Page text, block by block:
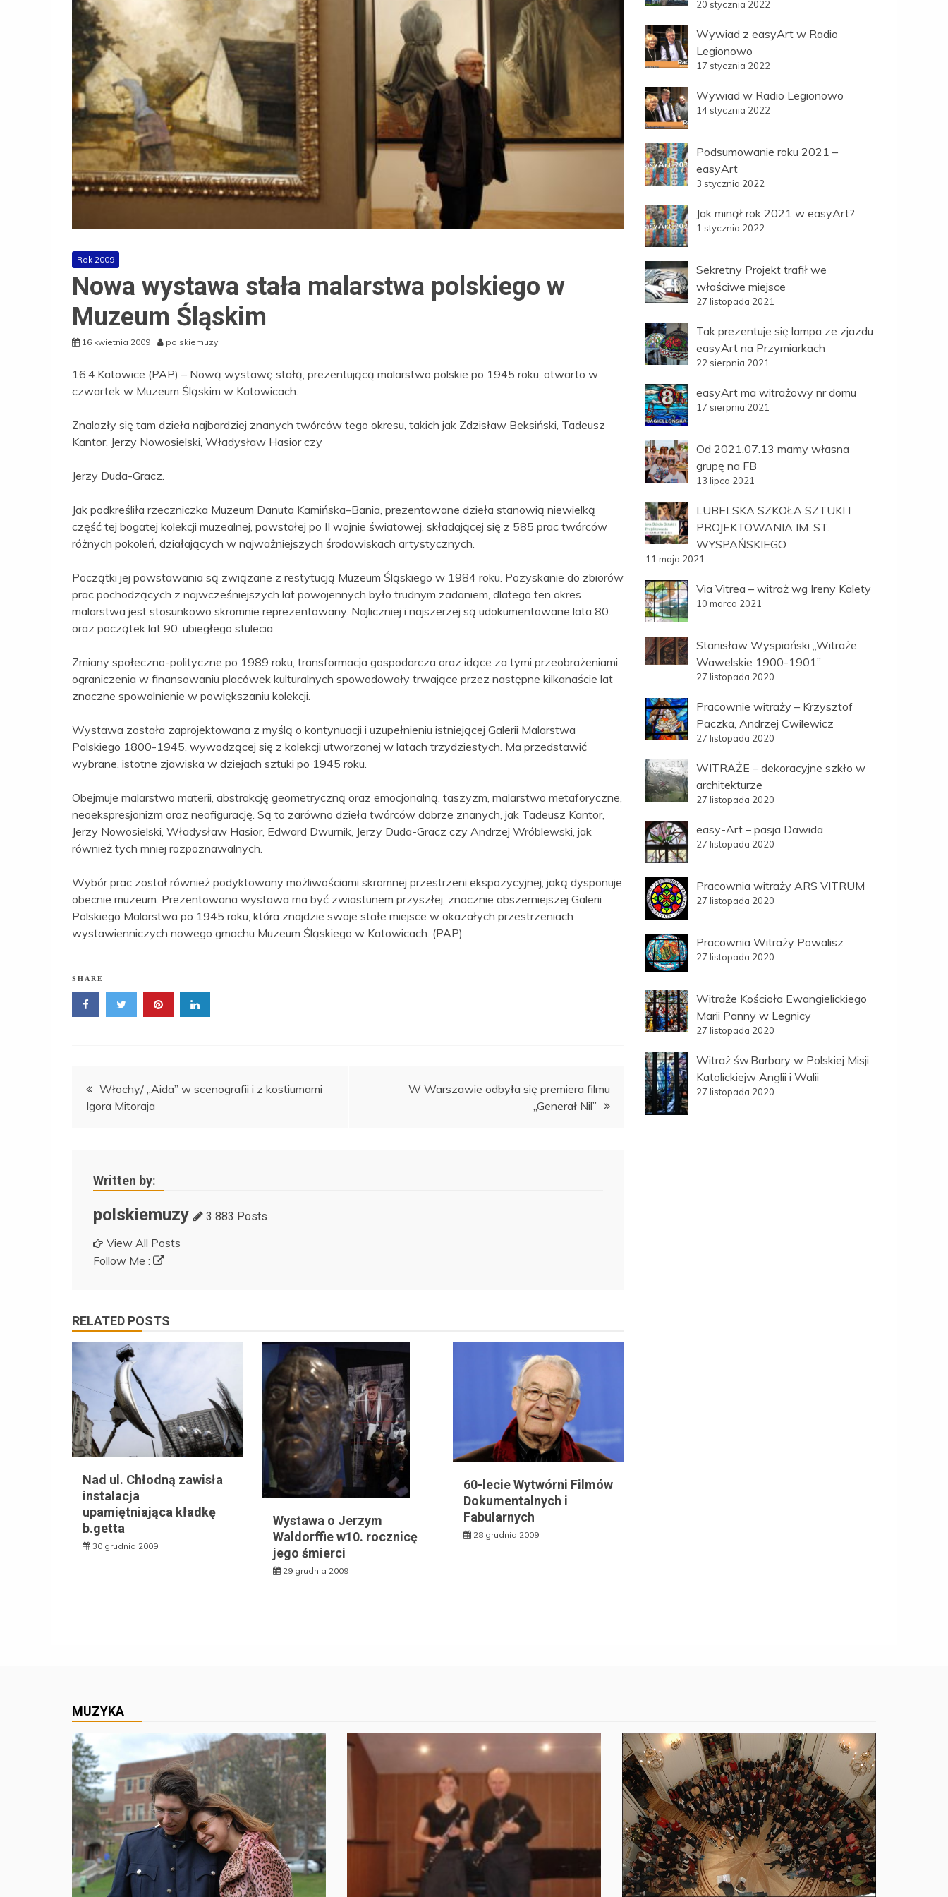
Rok 2009
Nowa wystawa stała malarstwa polskiego w
Muzeum Śląskim
16 kwietnia 2009 polskiemuzy
16.4.Katowice (PAP) – Nową wystawę stałą, prezentującą malarstwo polskie po 1945 roku, otwarto w
czwartek w Muzeum Śląskim w Katowicach.
Znalazły się tam dzieła najbardziej znanych twórców tego okresu, takich jak Zdzisław Beksiński, Tadeusz
Kantor, Jerzy Nowosielski, Władysław Hasior czy
Jerzy Duda-Gracz.
Jak podkreśliła rzeczniczka Muzeum Danuta Kamińska–Bania, prezentowane dzieła stanowią niewielką
część tej bogatej kolekcji muzealnej, powstałej po II wojnie światowej, składającej się z 585 prac twórców
różnych pokoleń, działających w najważniejszych środowiskach artystycznych.
Początki jej powstawania są związane z restytucją Muzeum Śląskiego w 1984 roku. Pozyskanie do zbiorów
prac pochodzących z najwcześniejszych lat powojennych było trudnym zadaniem, dlatego ten okres
malarstwa jest stosunkowo skromnie reprezentowany. Najliczniej i najszerzej są udokumentowane lata 80.
oraz początek lat 90. ubiegłego stulecia.
Zmiany społeczno-polityczne po 1989 roku, transformacja gospodarcza oraz idące za tymi przeobrażeniami
ograniczenia w finansowaniu placówek kulturalnych spowodowały trwające przez następne kilkanaście lat
znaczne spowolnienie w powiększaniu kolekcji.
Wystawa została zaprojektowana z myślą o kontynuacji i uzupełnieniu istniejącej Galerii Malarstwa
Polskiego 1800-1945, wywodzącej się z kolekcji utworzonej w latach trzydziestych. Ma przedstawić
wybrane, istotne zjawiska w dziejach sztuki po 1945 roku.
Obejmuje malarstwo materii, abstrakcję geometryczną oraz emocjonalną, taszyzm, malarstwo metaforyczne,
neoekspresjonizm oraz neofigurację. Są to zarówno dzieła twórców dobrze znanych, jak Tadeusz Kantor,
Jerzy Nowosielski, Władysław Hasior, Edward Dwurnik, Jerzy Duda-Gracz czy Andrzej Wróblewski, jak
również tych mniej rozpoznawalnych.
Wybór prac został również podyktowany możliwościami skromnej przestrzeni ekspozycyjnej, jaką dysponuje
obecnie muzeum. Prezentowana wystawa ma być zwiastunem przyszłej, znacznie obszerniejszej Galerii
Polskiego Malarstwa po 1945 roku, która znajdzie swoje stałe miejsce w okazałych przestrzeniach
wystawienniczych nowego gmachu Muzeum Śląskiego w Katowicach. (PAP)
SHARE
Nawigacja
wpisu
Włochy/ „Aida” w scenografii i z kostiumami
Igora Mitoraja
W Warszawie odbyła się premiera filmu
„Generał Nil”
Written by:
polskiemuzy 3 883 Posts
View All Posts
Follow Me :
RELATED POSTS
Nad ul. Chłodną zawisła
instalacja
upamiętniająca kładkę
b.getta
30 grudnia 2009
Wystawa o Jerzym
Waldorffie w10. rocznicę
jego śmierci
29 grudnia 2009
60-lecie Wytwórni Filmów
Dokumentalnych i
Fabularnych
28 grudnia 2009
20 stycznia 2022
Wywiad z easyArt w Radio
Legionowo
17 stycznia 2022
Wywiad w Radio Legionowo
14 stycznia 2022
Podsumowanie roku 2021 –
easyArt
3 stycznia 2022
Jak minął rok 2021 w easyArt?
1 stycznia 2022
Sekretny Projekt trafił we
właściwe miejsce
27 listopada 2021
Tak prezentuje się lampa ze zjazdu
easyArt na Przymiarkach
22 sierpnia 2021
easyArt ma witrażowy nr domu
17 sierpnia 2021
Od 2021.07.13 mamy własna
grupę na FB
13 lipca 2021
LUBELSKA SZKOŁA SZTUKI I
PROJEKTOWANIA IM. ST.
WYSPAŃSKIEGO
11 maja 2021
Via Vitrea – witraż wg Ireny Kalety
10 marca 2021
Stanisław Wyspiański „Witraże
Wawelskie 1900-1901”
27 listopada 2020
Pracownie witraży – Krzysztof
Paczka, Andrzej Cwilewicz
27 listopada 2020
WITRAŻE – dekoracyjne szkło w
architekturze
27 listopada 2020
easy-Art – pasja Dawida
27 listopada 2020
Pracownia witraży ARS VITRUM
27 listopada 2020
Pracownia Witraży Powalisz
27 listopada 2020
Witraże Kościoła Ewangielickiego
Marii Panny w Legnicy
27 listopada 2020
Witraż św.Barbary w Polskiej Misji
Katolickiejw Anglii i Walii
27 listopada 2020
MUZYKA